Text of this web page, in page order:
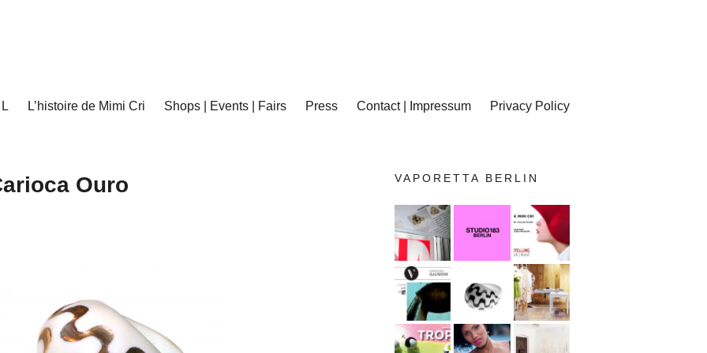
L’histoire de Mimi Cri Shops | Events | Fairs Press Contact | Impressum Privacy Policy
Ouro VAPORETTA BERLIN